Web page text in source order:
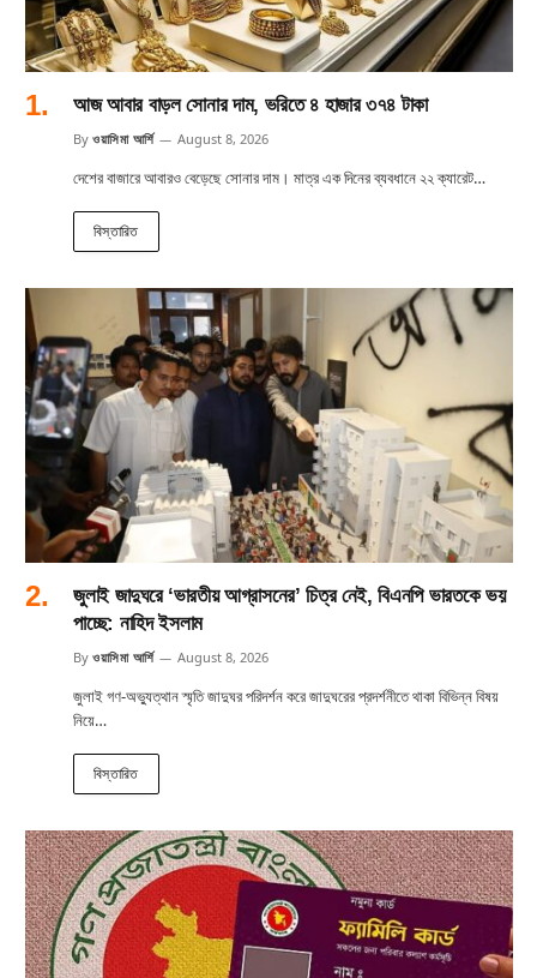
আজ আবার বাড়ল সোনার দাম, ভরিতে ৪ হাজার ৩৭৪ টাকা
By ওয়াসিমা আর্শি August 8, 2026
দেশের বাজারে আবারও বেড়েছে সোনার দাম। মাত্র এক দিনের ব্যবধানে ২২ ক্যারেট…
বিস্তারিত
জুলাই জাদুঘরে ‘ভারতীয় আগ্রাসনের’ চিত্র নেই, বিএনপি ভারতকে ভয়
পাচ্ছে: নাহিদ ইসলাম
By ওয়াসিমা আর্শি August 8, 2026
জুলাই গণ-অভ্যুত্থান স্মৃতি জাদুঘর পরিদর্শন করে জাদুঘরের প্রদর্শনীতে থাকা বিভিন্ন বিষয়
নিয়ে…
বিস্তারিত